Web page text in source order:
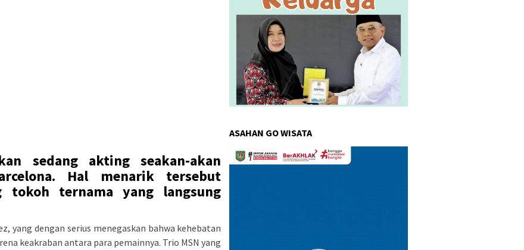
sedang akting seakan-akan
Hal menarik tersebut
tokoh ternama yang langsung
yang dengan serius menegaskan bahwa kehebatan
keakraban antara para pemainnya. Trio MSN yang
ASAHAN GO WISATA
Pemutar
Video